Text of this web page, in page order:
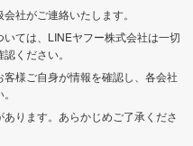
社がご連絡いたします。
ては、LINEヤフー株式会社は一切
ください。
様ご自身が情報を確認し、各会社
ります。あらかじめご了承くださ